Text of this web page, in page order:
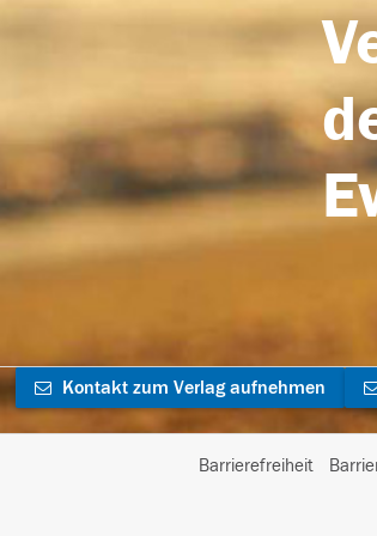
Kontakt zum Verlag aufnehmen
Barrierefreiheit